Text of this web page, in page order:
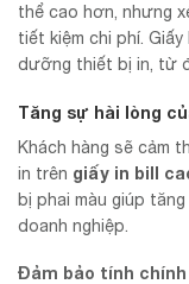
thể cao hơn, nhưng
tiết kiệm chi phí.
dưỡng thiết bị in, từ
Tăng sự hài lòng
Khách hàng sẽ cảm
in trên giấy in bill
bị phai màu giúp
doanh nghiệp.
Đảm bảo tính